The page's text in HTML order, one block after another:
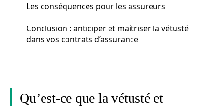
Les conséquences pour les assureurs
Conclusion : anticiper et maîtriser la vétusté
dans vos contrats d’assurance
Qu’est-ce que la vétusté et